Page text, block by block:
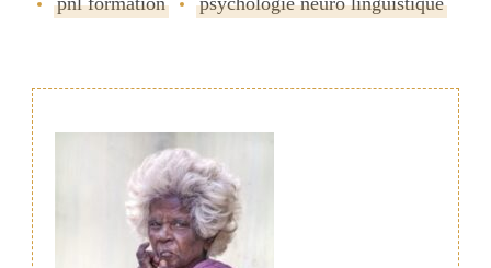
Navigation